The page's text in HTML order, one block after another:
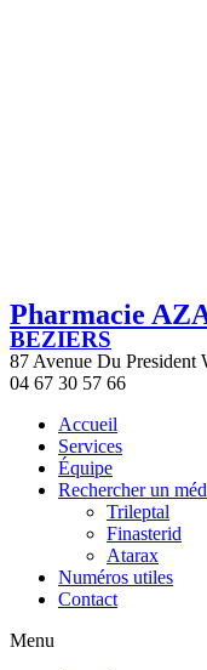
Pharmacie
BEZIERS
87 Avenue Du
04 67 30 57 66
Accueil
Services
Équipe
Rechercher un
Trileptal
Finasterid
Atarax
Numéros utiles
Contact
Menu